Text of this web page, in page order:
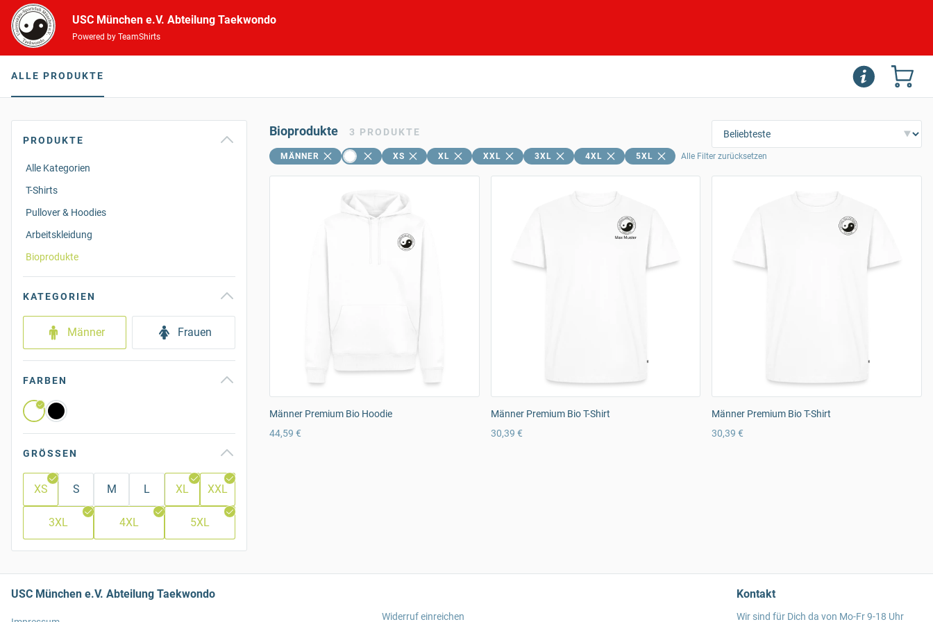
USC München e.V. Abteilung Taekwondo
Powered by TeamShirts
ALLE PRODUKTE
PRODUKTE
Alle Kategorien
T-Shirts
Pullover & Hoodies
Arbeitskleidung
Bioprodukte
KATEGORIEN
Männer Frauen
FARBEN
GRÖSSEN
XS S M L XL XXL
3XL 4XL 5XL
Bioprodukte 3 PRODUKTE
MÄNNER XS XL XXL 3XL 4XL 5XL Alle Filter zurücksetzen
Männer Premium Bio Hoodie
44,59 €
Männer Premium Bio T-Shirt
30,39 €
Männer Premium Bio T-Shirt
30,39 €
USC München e.V. Abteilung Taekwondo
Widerruf einreichen
Kontakt
Wir sind für Dich da von Mo-Fr 9-18 Uhr